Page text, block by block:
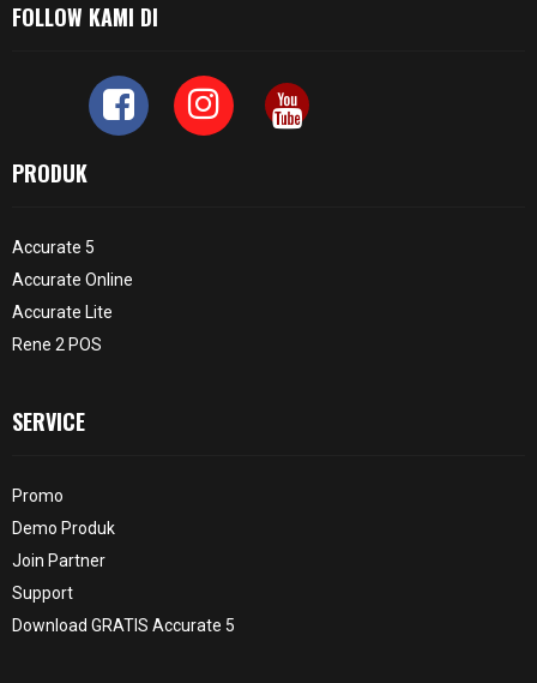
FOLLOW KAMI DI
PRODUK
Accurate 5
Accurate Online
Accurate Lite
Rene 2 POS
SERVICE
Promo
Demo Produk
Join Partner
Support
Download GRATIS Accurate 5